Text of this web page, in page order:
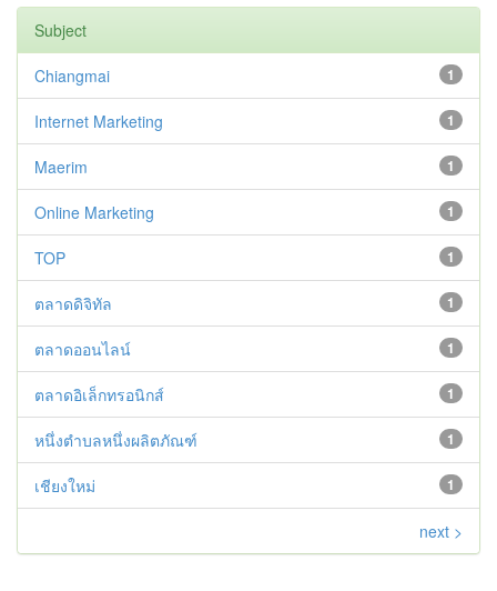
Subject
1
Chiangmai
1
Internet Marketing
1
Maerim
1
Online Marketing
1
TOP
1
ตลาดดิจิทัล
1
ตลาดออนไลน์
1
ตลาดอิเล็กทรอนิกส์
1
หนึ่งตำบลหนึ่งผลิตภัณฑ์
1
เชียงใหม่
next >